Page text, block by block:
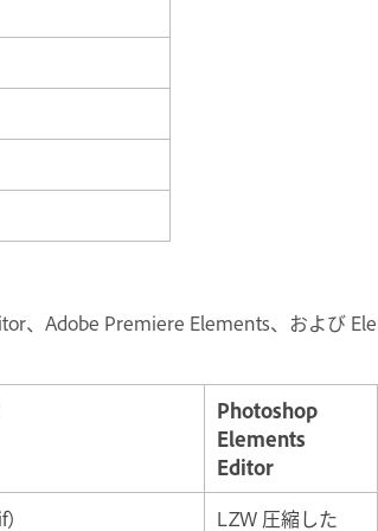
、Adobe Premiere Elements、および
Photoshop
Elements
Editor
LZW 圧縮した